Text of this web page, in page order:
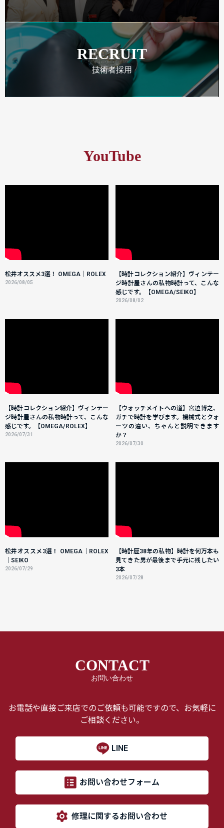
RECRUIT
技術者採用
YouTube
松井オススメ3選！ OMEGA｜ROLEX
2026/08/05
【時計コレクション紹介】ヴィンテー
ジ時計屋さんの私物時計って、こんな
感じです。【OMEGA/SEIKO】
2026/08/02
【時計コレクション紹介】ヴィンテー
ジ時計屋さんの私物時計って、こんな
感じです。【OMEGA/ROLEX】
2026/07/31
【ウォッチメイトへの道】宮迫博之、
ガチで時計を学びます。機械式とクォ
ーツの違い、ちゃんと説明できます
か？
2026/07/30
松井オススメ3選！ OMEGA｜ROLEX
｜SEIKO
2026/07/29
【時計歴38年の私物】時計を何万本も
見てきた男が最後まで手元に残したい
3本
2026/07/28
CONTACT
お問い合わせ
お電話や直接ご来店でのご依頼も可能ですので、お気軽に
ご相談ください。
LINE
お問い合わせフォーム
修理に関するお問い合わせ